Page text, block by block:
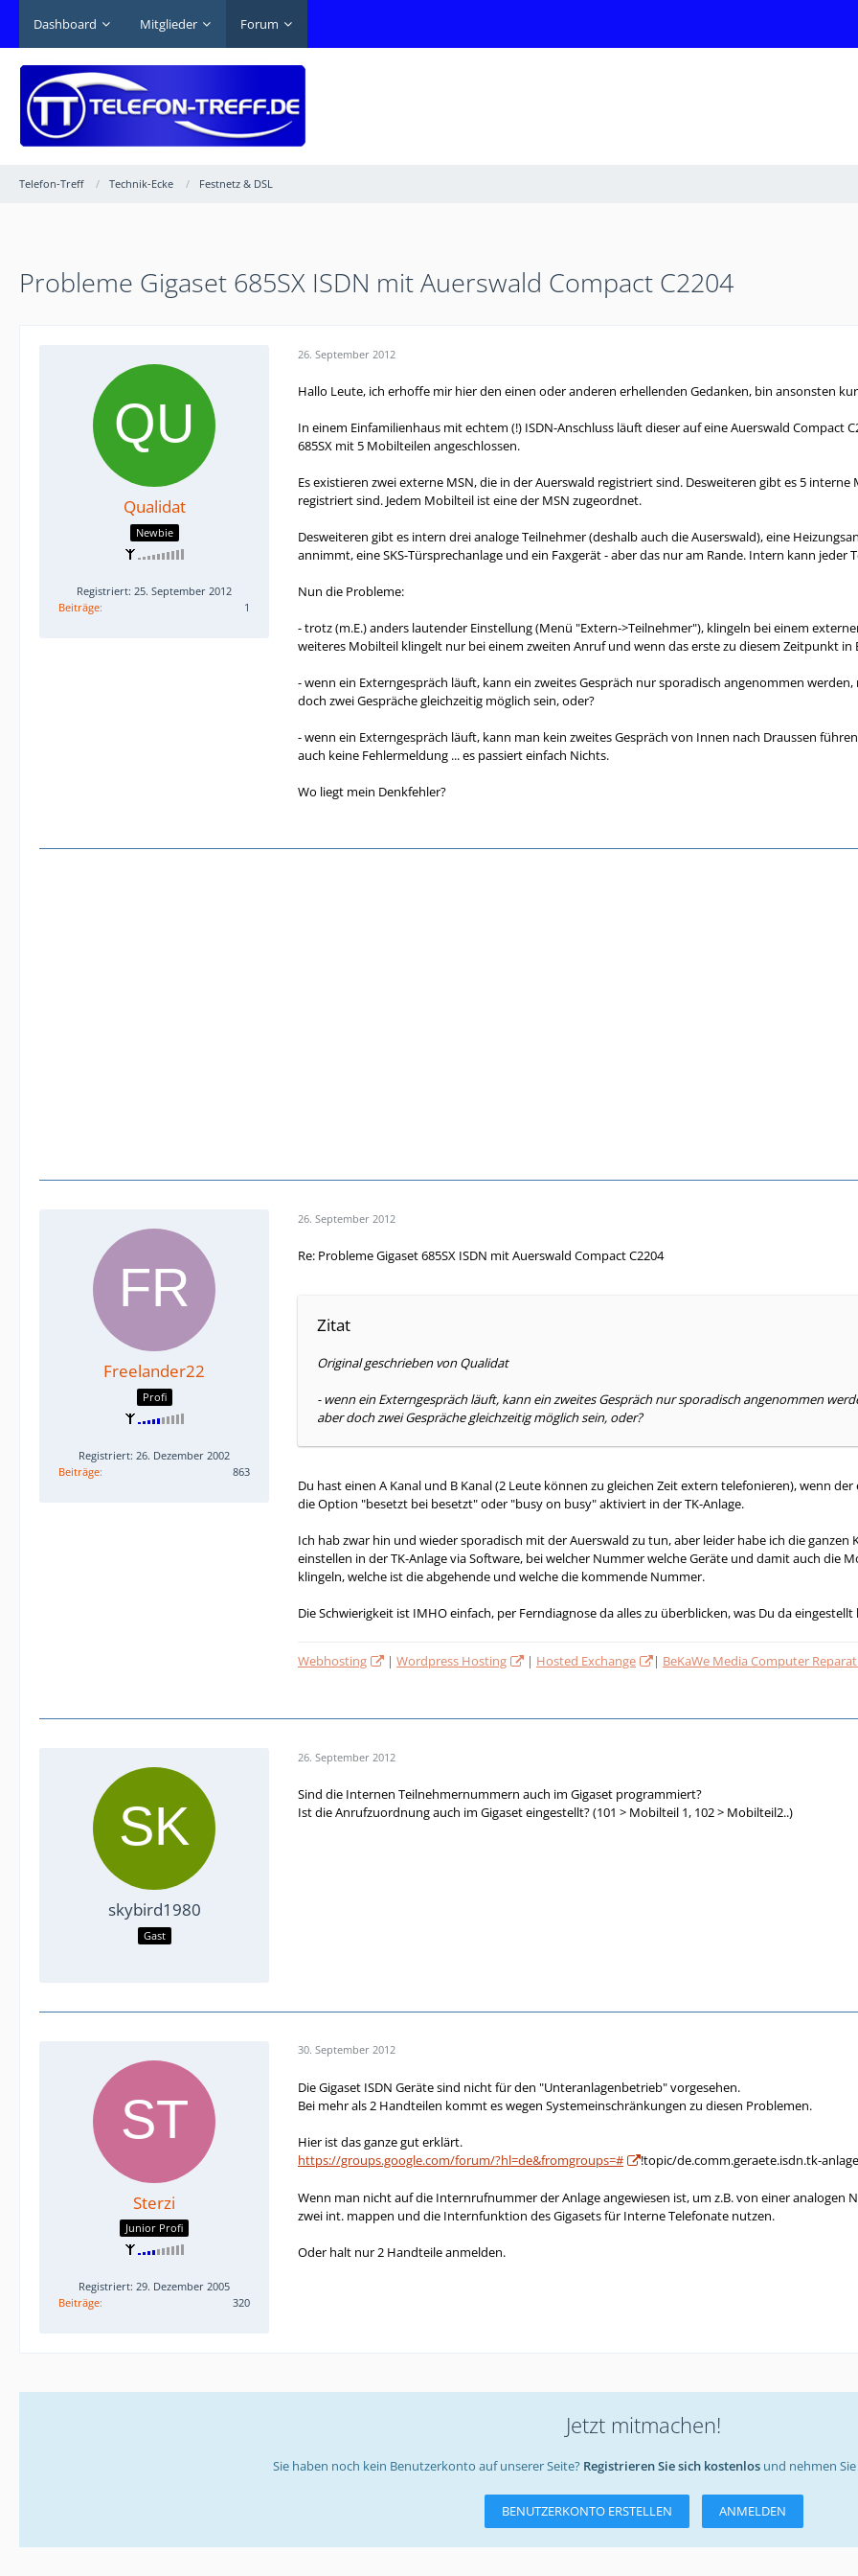
Dashboard Mitglieder Forum
Telefon-Treff Technik-Ecke Festnetz & DSL
Probleme Gigaset 685SX ISDN mit Auerswald Compact C2204
Qualidat
Newbie
Registriert: 25. September 2012
Beiträge
1
26. September 2012
Hallo Leute, ich erhoffe mir hier den einen oder anderen erhellenden Gedanken, bin ansonsten
In einem Einfamilienhaus mit echtem (!) ISDN-Anschluss läuft dieser auf eine Auerswald Compact
685SX mit 5 Mobilteilen angeschlossen.
Es existieren zwei externe MSN, die in der Auerswald registriert sind. Desweiteren gibt es 5 interne
registriert sind. Jedem Mobilteil ist eine der MSN zugeordnet.
Desweiteren gibt es intern drei analoge Teilnehmer (deshalb auch die Auserswald), eine
annimmt, eine SKS-Türsprechanlage und ein Faxgerät - aber das nur am Rande. Intern kann jeder
Nun die Probleme:
- trotz (m.E.) anders lautender Einstellung (Menü "Extern->Teilnehmer"), klingeln bei einem
weiteres Mobilteil klingelt nur bei einem zweiten Anruf und wenn das erste zu diesem Zeitpunkt in
- wenn ein Externgespräch läuft, kann ein zweites Gespräch nur sporadisch angenommen
doch zwei Gespräche gleichzeitig möglich sein, oder?
- wenn ein Externgespräch läuft, kann man kein zweites Gespräch von Innen nach Draussen
auch keine Fehlermeldung ... es passiert einfach Nichts.
Wo liegt mein Denkfehler?
Freelander22
Profi
Registriert: 26. Dezember 2002
Beiträge
863
26. September 2012
Re: Probleme Gigaset 685SX ISDN mit Auerswald Compact C2204
Zitat
Original geschrieben von Qualidat
- wenn ein Externgespräch läuft, kann ein zweites Gespräch nur sporadisch angenommen
aber doch zwei Gespräche gleichzeitig möglich sein, oder?
Du hast einen A Kanal und B Kanal (2 Leute können zu gleichen Zeit extern telefonieren), wenn
die Option "besetzt bei besetzt" oder "busy on busy" aktiviert in der TK-Anlage.
Ich hab zwar hin und wieder sporadisch mit der Auerswald zu tun, aber leider habe ich die
einstellen in der TK-Anlage via Software, bei welcher Nummer welche Geräte und damit auch die
klingeln, welche ist die abgehende und welche die kommende Nummer.
Die Schwierigkeit ist IMHO einfach, per Ferndiagnose da alles zu überblicken, was Du da eingestellt
Webhosting | Wordpress Hosting | Hosted Exchange | BeKaWe Media Computer
skybird1980
Gast
26. September 2012
Sind die Internen Teilnehmernummern auch im Gigaset programmiert?
Ist die Anrufzuordnung auch im Gigaset eingestellt? (101 > Mobilteil 1, 102 > Mobilteil2..)
Sterzi
Junior Profi
Registriert: 29. Dezember 2005
Beiträge
320
30. September 2012
Die Gigaset ISDN Geräte sind nicht für den "Unteranlagenbetrieb" vorgesehen.
Bei mehr als 2 Handteilen kommt es wegen Systemeinschränkungen zu diesen Problemen.
Hier ist das ganze gut erklärt.
https://groups.google.com/forum/?hl=de&fromgroups=#
!topic/de.comm.geraete.isdn.tk-
Wenn man nicht auf die Internrufnummer der Anlage angewiesen ist, um z.B. von einer analogen
zwei int. mappen und die Internfunktion des Gigasets für Interne Telefonate nutzen.
Oder halt nur 2 Handteile anmelden.
Jetzt mitmachen!
Sie haben noch kein Benutzerkonto auf unserer Seite? Registrieren Sie sich kostenlos und nehmen
BENUTZERKONTO ERSTELLEN ANMELDEN